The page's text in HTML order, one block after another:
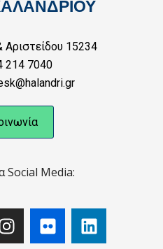
Αριστείδου 15234
214 7040
Social Media: